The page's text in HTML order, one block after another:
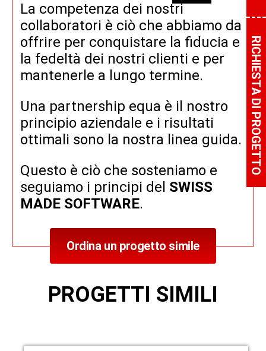
La competenza dei nostri
collaboratori è ciò che abbiamo da
offrire per conquistare la fiducia e
la fedeltà dei nostri clienti e per
mantenerle a lungo termine.
Una partnership equa è il nostro
principio aziendale e i risultati
ottimali sono la nostra linea guida.
Questo è ciò che sosteniamo e
seguiamo i principi del SWISS
MADE SOFTWARE.
Ordina un progetto simile
PROGETTI SIMILI
RICHIESTA DI PROGETTO